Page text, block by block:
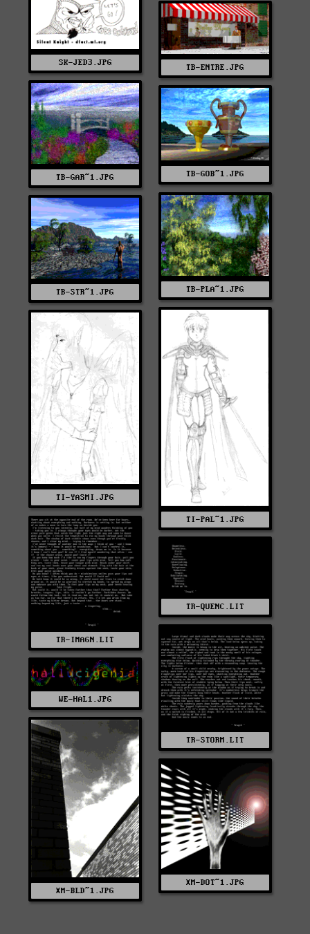
SK-JED3.JPG
TB-ENTRE.JPG
TB-GAR~1.JPG TB-GOB~1.JPG
TB-PLA~1.JPG
TB-STR~1.JPG
TI-PAL~1.JPG
TI-YASMI.JPG
TR-IMAGN.LIT
TR-QUENC.LIT
TR-STORM.LIT
WE-HAL1.JPG
XM-BLD~1.JPG
XM-DOT~1.JPG